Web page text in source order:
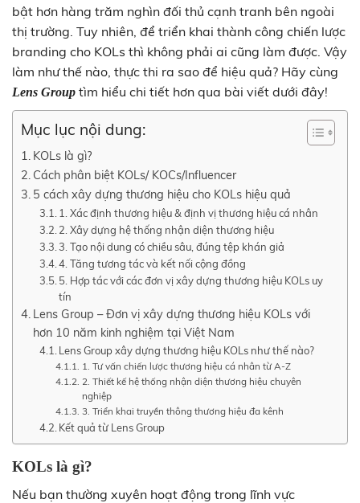
bật hơn hàng trăm nghìn đối thủ cạnh tranh bên ngoài
thị trường. Tuy nhiên, để triển khai thành công chiến lược
branding cho KOLs thì không phải ai cũng làm được. Vậy
làm như thế nào, thực thi ra sao để hiệu quả? Hãy cùng
Lens Group tìm hiểu chi tiết hơn qua bài viết dưới đây!
Mục lục nội dung:
KOLs là gì?
Cách phân biệt KOLs/ KOCs/Influencer
5 cách xây dựng thương hiệu cho KOLs hiệu quả
1. Xác định thương hiệu & định vị thương hiệu cá nhân
2. Xây dựng hệ thống nhận diện thương hiệu
3. Tạo nội dung có chiều sâu, đúng tệp khán giả
4. Tăng tương tác và kết nối cộng đồng
5. Hợp tác với các đơn vị xây dựng thương hiệu KOLs uy
tín
Lens Group – Đơn vị xây dựng thương hiệu KOLs với
hơn 10 năm kinh nghiệm tại Việt Nam
Lens Group xây dựng thương hiệu KOLs như thế nào?
1. Tư vấn chiến lược thương hiệu cá nhân từ A-Z
2. Thiết kế hệ thống nhận diện thương hiệu chuyên
nghiệp
3. Triển khai truyền thông thương hiệu đa kênh
Kết quả từ Lens Group
KOLs là gì?
Nếu bạn thường xuyên hoạt động trong lĩnh vực